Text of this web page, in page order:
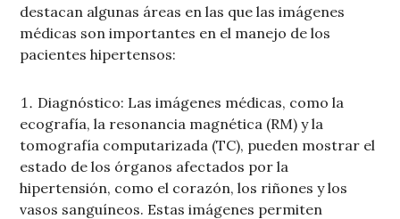
destacan algunas áreas en las que las imágenes
médicas son importantes en el manejo de los
pacientes hipertensos:
Diagnóstico: Las imágenes médicas, como la
ecografía, la resonancia magnética (RM) y la
tomografía computarizada (TC), pueden mostrar el
estado de los órganos afectados por la
hipertensión, como el corazón, los riñones y los
vasos sanguíneos. Estas imágenes permiten